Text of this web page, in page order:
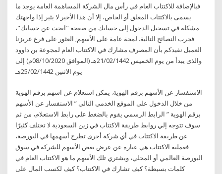
فبالإضافة للاكتتاب العام في رأس مال الشركة المساهمة العامة يوجد ما
يسمى بالاكتتاب المغلق أو الخاص، إلا أن هذا الأخير لا يثير إذا واجهتك
مشكلة في تسجيل الدخول إلى حسابك من صفحة "ابحث عن حسابك"،
فجرب النصائح التالية. لمحة عامة على الأسهم; العثور على فرع عزيزنا
العميل نفيدكم بأن المصرف مشارك في الاكتتاب العام لمجوعة بن داوود
والذى يبدأ من يوم الخميس 21/02/1442هـ (الموافق 08/10/2020م) إلى
يوم الاثنين 25/02/1442هـ
الاستفسار عن الأسهم برقم الهوية. يمكن استعلام عن اسهم برقم الهوية
من خلال الدخول على الموقع الخدمي التالي ” الاستفسار عن الأسهم
برقم الهوية ” الرابط الرسمي يقوم بالضغط على رابط الاستعلام، من ثم
سوف تتوجه إلي روابط طريقة الاكتتاب في زين السعودية لا تختلف كثيرًا
عن طريقة الاكتتاب في أي شركة أخرى تطرح أسهمها في البورصة،
فعملية الاكتتاب هي عبارة عن عرض بعض الأسهم للشركة في سوق
البورصة العالمي أو المحلي، ويشتري تلك الأسهم ما هو الاكتتاب العام في
كلمات بسيطة؟ كيف تشارك في الاكتتاب؟ كيف لكسب المال على